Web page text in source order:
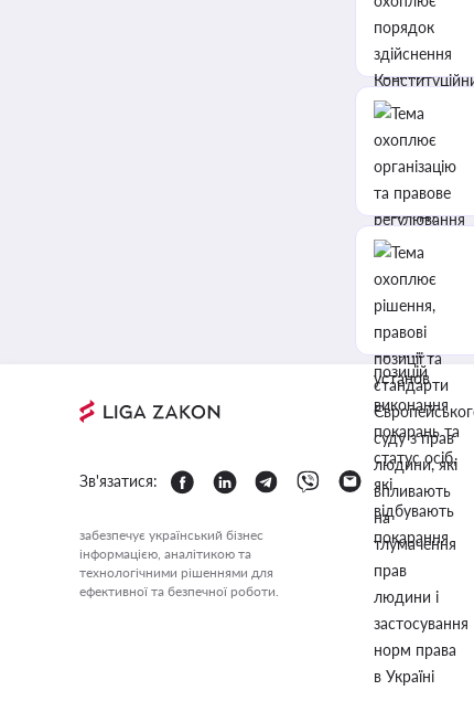
Зв'язатися:
забезпечує український бізнес
інформацією, аналітикою та
технологічними рішеннями для
ефективної та безпечної роботи.